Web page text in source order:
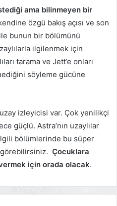
ama bilinmeyen bir
özgü bakış açısı ve son
bunun bir bölümünü
ilgilenmek için
tarama ve Jett’e onları
söyleme gücüne
izleyicisi var. Çok yenilikçi
güçlü. Astra’nın uzaylılar
bölümlerinde bu süper
Çocuklara
için orada olacak.